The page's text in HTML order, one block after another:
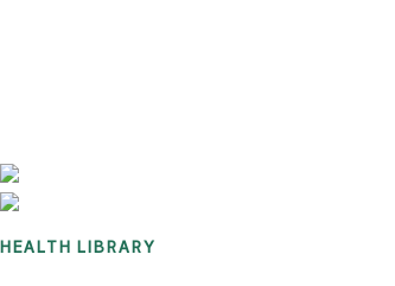
HEALTH LIBRARY